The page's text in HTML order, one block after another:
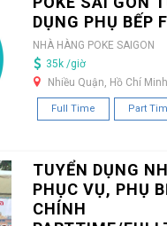
DỤNG PHỤ BẾP
NHÀ HÀNG POKE SAIGON
35k /giờ
Nhiều Quận, Hồ Chí Minh
Full Time Part
TUYỂN DỤNG
PHỤC VỤ, PHỤ
CHÍNH